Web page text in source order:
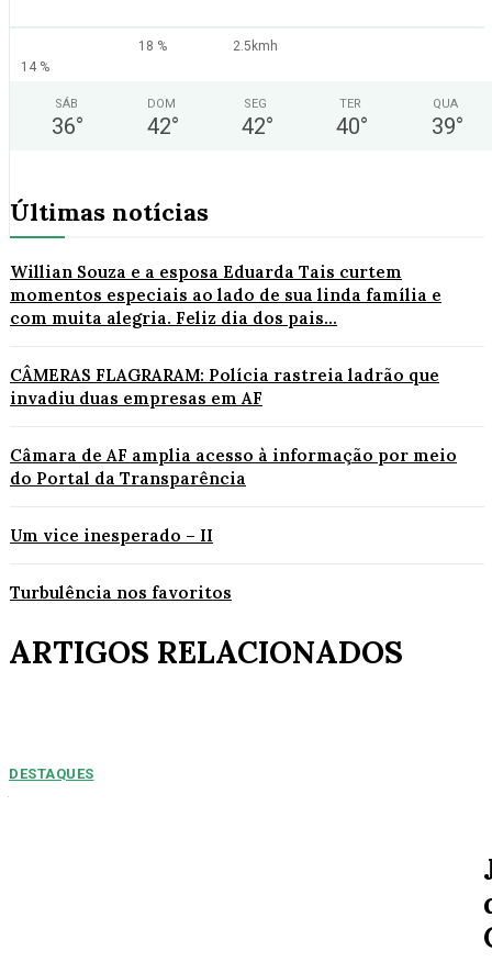
18 %
2.5kmh
14 %
SÁB
36°
DOM
42°
SEG
42°
TER
40°
QUA
39°
Últimas notícias
Willian Souza e a esposa Eduarda Tais curtem
momentos especiais ao lado de sua linda família e
com muita alegria. Feliz dia dos pais...
CÂMERAS FLAGRARAM: Polícia rastreia ladrão que
invadiu duas empresas em AF
Câmara de AF amplia acesso à informação por meio
do Portal da Transparência
Um vice inesperado – II
Turbulência nos favoritos
ARTIGOS RELACIONADOS
DESTAQUES